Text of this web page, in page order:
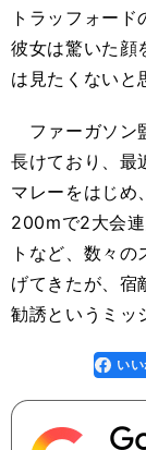
トラッフォード
彼女は驚いた顔
は見たくないと
ファーガソン
長けており、最
マレーをはじめ
200mで2大会
トなど、数々
げてきたが、宿
勧誘というミッ
faceboo
k
い